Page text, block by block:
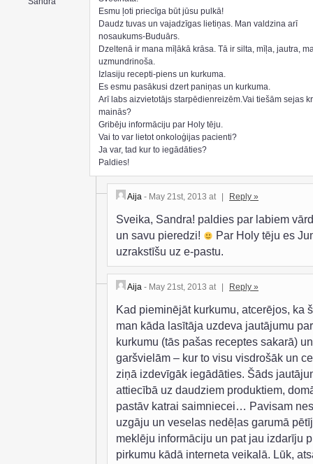
Esmu ļoti priecīga būt jūsu pulkā!
Daudz tuvas un vajadzīgas lietiņas. Man valdzina arī
nosaukums-Buduārs.
Dzeltenā ir mana mīļākā krāsa. Tā ir silta, mīļa, jautra,
uzmundrinoša.
Izlasiju recepti-piens un kurkuma.
Es esmu pasākusi dzert paniņas un kurkuma.
Arī labs aizvietotājs starpēdienreizēm.Vai tiešām sejas
mainās?
Gribēju informāciju par Holy tēju.
Vai to var lietot onkoloģijas pacienti?
Ja var, tad kur to iegādāties?
Paldies!
Aija - May 21st, 2013 at | Reply »
Sveika, Sandra! paldies par labiem
un savu pieredzi!
Par Holy tēju es
uzrakstīšu uz e-pastu.
Aija - May 21st, 2013 at Reply »
Kad pieminējāt kurkumu, atcerējos, ka
man kāda lasītāja uzdeva jautājumu par
kurkumu (tās pašas receptes sakarā) un
garšvielām – kur to visu visdrošāk un
ziņā izdevīgāk iegādāties. Šāds
attiecībā uz daudziem produktiem,
pastāv katrai saimniecei… Pavisam
uzgāju un veselas nedēļas garumā
meklēju informāciju un pat jau izdarīju
pirkumu kādā interneta veikalā. Lūk,